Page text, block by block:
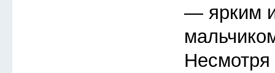
— ярким
Несмотря